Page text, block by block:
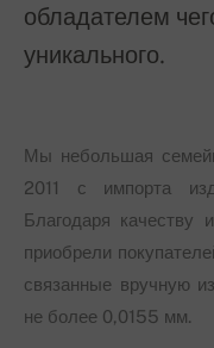
обладателем
уникального.
Мы небольшая
2011 с импорта
Благодаря качеству
приобрели
связанные вручную
не более 0,0155 мм.